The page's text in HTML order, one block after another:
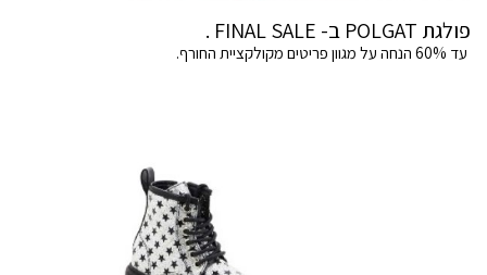
פולגת POLGAT ב- FINAL SALE .
עד 60% הנחה על מגוון פריטים מקולקציית החורף.